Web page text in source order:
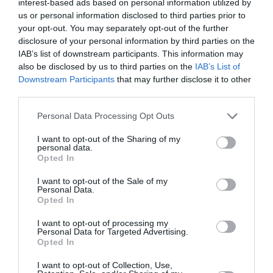
interest-based ads based on personal information utilized by
us or personal information disclosed to third parties prior to
your opt-out. You may separately opt-out of the further
disclosure of your personal information by third parties on the
IAB’s list of downstream participants. This information may
also be disclosed by us to third parties on the IAB’s List of
Downstream Participants that may further disclose it to other
Personal Data Processing Opt Outs
I want to opt-out of the Sharing of my
personal data.
Opted In
I want to opt-out of the Sale of my
Personal Data.
Opted In
I want to opt-out of processing my
Personal Data for Targeted Advertising.
Opted In
I want to opt-out of Collection, Use,
Appel aux lecteurs !
Soutenez Air Journal participezà son
développement !
NOUS SOUTENIR
DERNIERS COMMENTAIRES
Djm a commenté l'article :
Après Emirates, Lufthansa remet en cause la réception